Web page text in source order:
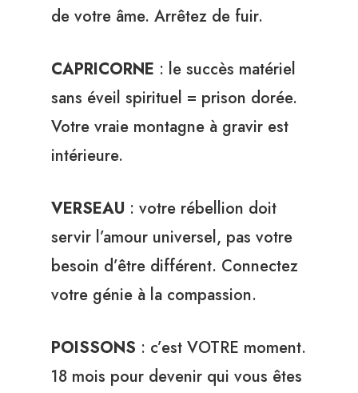
de votre âme. Arrêtez de fuir.
CAPRICORNE : le succès matériel
sans éveil spirituel = prison dorée.
Votre vraie montagne à gravir est
intérieure.
VERSEAU : votre rébellion doit
servir l’amour universel, pas votre
besoin d’être différent. Connectez
votre génie à la compassion.
POISSONS : c’est VOTRE moment.
18 mois pour devenir qui vous êtes